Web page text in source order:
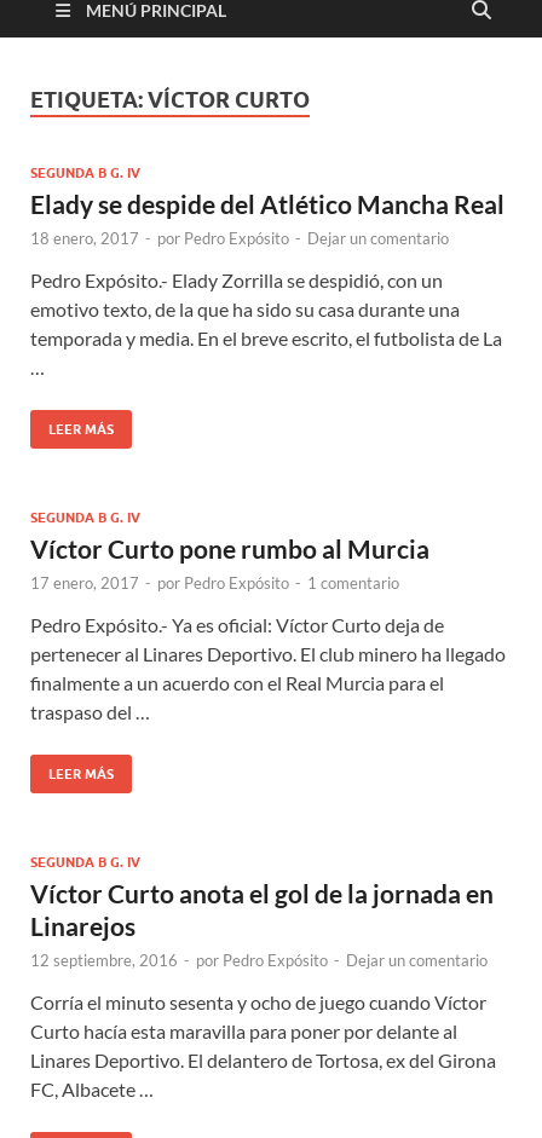
MENÚ PRINCIPAL
ETIQUETA:VÍCTOR CURTO
SEGUNDA B G. IV
Elady se despide del Atlético Mancha Real
18 enero, 2017 - por Pedro Expósito - Dejar un comentario
Pedro Expósito.- Elady Zorrilla se despidió, con un
emotivo texto, de la que ha sido su casa durante una
temporada y media. En el breve escrito, el futbolista de La
LEER MÁS
SEGUNDA B G. IV
Víctor Curto pone rumbo al Murcia
17 enero, 2017 - por Pedro Expósito - 1 comentario
Pedro Expósito.- Ya es oficial: Víctor Curto deja de
pertenecer al Linares Deportivo. El club minero ha llegado
finalmente a un acuerdo con el Real Murcia para el
traspaso del …
LEER MÁS
SEGUNDA B G. IV
Víctor Curto anota el gol de la jornada en
Linarejos
12 septiembre, 2016 - por Pedro Expósito - Dejar un comentario
Corría el minuto sesenta y ocho de juego cuando Víctor
Curto hacía esta maravilla para poner por delante al
Linares Deportivo. El delantero de Tortosa, ex del Girona
FC, Albacete …